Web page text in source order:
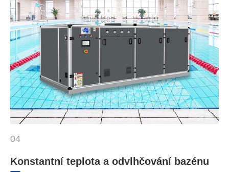
04
Konstantní teplota a odvlhčování bazénu